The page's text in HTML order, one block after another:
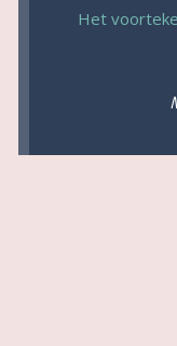
Het